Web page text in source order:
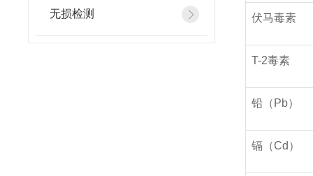
无损检测 伏马毒素
T-2毒素
铅（Pb）
镉（Cd）